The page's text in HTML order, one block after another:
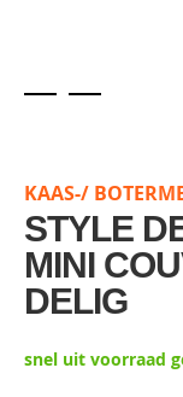
beginning
of
the
images
gallery
KAAS-/
STYLE
MINI
DELIG
snel uit voorraad